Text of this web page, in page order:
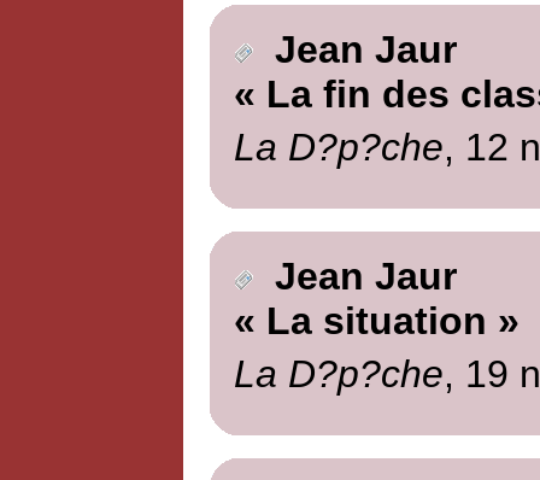
Jean Jaur
« La fin des
La D?p?che, 12
Jean Jaur
« La situation »
La D?p?che, 19